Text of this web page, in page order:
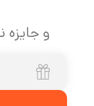
و جایزه